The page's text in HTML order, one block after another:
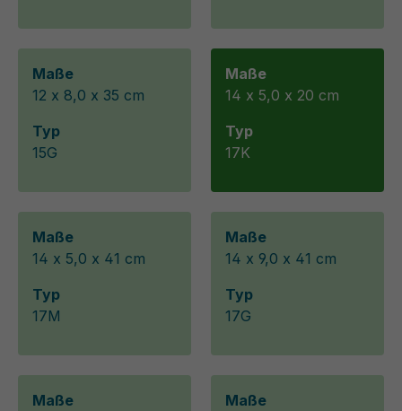
Maße
12 x 8,0 x 35 cm
Typ
15G
Maße
14 x 5,0 x 20 cm
Typ
17K
Maße
14 x 5,0 x 41 cm
Typ
17M
Maße
14 x 9,0 x 41 cm
Typ
17G
Maße
Maße